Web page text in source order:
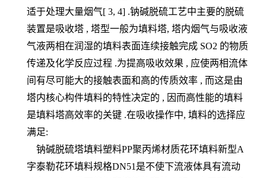
适于处理大量烟气[ 3, 4] .钠碱脱硫工艺中主要的脱硫
装置是吸收塔 , 塔型一般为填料塔, 塔内烟气与吸收液
气液两相在润湿的填料表面连续接触完成 SO2 的物质
传递及化学反应过程 .为提高吸收效果 , 应使两相流体
间有尽可能大的接触表面和高的传质效率 , 而这是由
塔内核心构件填料的特性决定的 , 因而高性能的填料
是填料塔高效率的关键 .在吸收操作中, 填料的选择应
满足:
钠碱脱硫塔填料塑料PP聚丙烯材质花环填料新型A
字泰勒花环填料规格DN51是不使下流液体具有流动